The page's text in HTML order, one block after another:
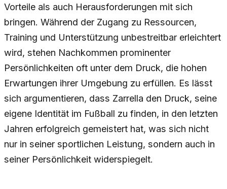
Vorteile als auch Herausforderungen mit sich
bringen. Während der Zugang zu Ressourcen,
Training und Unterstützung unbestreitbar erleichtert
wird, stehen Nachkommen prominenter
Persönlichkeiten oft unter dem Druck, die hohen
Erwartungen ihrer Umgebung zu erfüllen. Es lässt
sich argumentieren, dass Zarrella den Druck, seine
eigene Identität im Fußball zu finden, in den letzten
Jahren erfolgreich gemeistert hat, was sich nicht
nur in seiner sportlichen Leistung, sondern auch in
seiner Persönlichkeit widerspiegelt.